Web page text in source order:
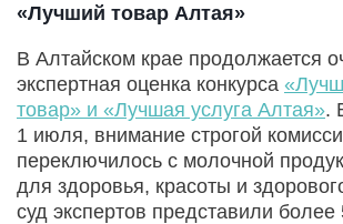
«Лучший товар Алтая»
В Алтайском крае продолжается
экспертная оценка конкурса
товар» и «Лучшая услуга Алтая».
1 июля, внимание строгой
переключилось с молочной
для здоровья, красоты и
суд экспертов представили более